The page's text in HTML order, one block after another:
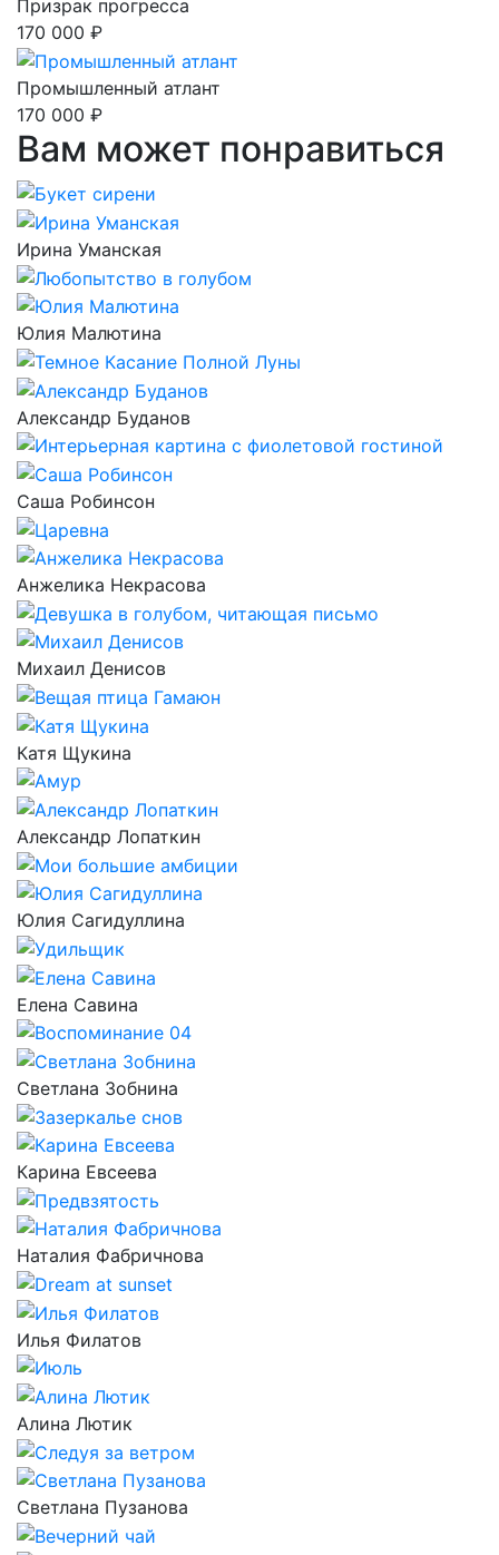
Призрак прогресса
170 000 ₽
Промышленный атлант
170 000 ₽
Вам может понравиться
Ирина Уманская
Юлия Малютина
Александр Буданов
Саша Робинсон
Анжелика Некрасова
Михаил Денисов
Катя Щукина
Александр Лопаткин
Юлия Сагидуллина
Елена Савина
Светлана Зобнина
Карина Евсеева
Наталия Фабричнова
Илья Филатов
Алина Лютик
Светлана Пузанова